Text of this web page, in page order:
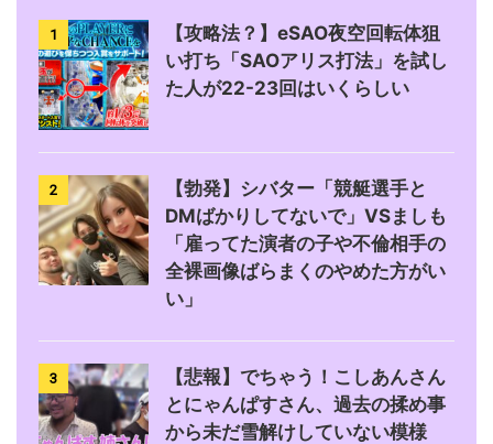
1
【攻略法？】eSAO夜空回転体狙
い打ち「SAOアリス打法」を試し
た人が22-23回はいくらしい
2
【勃発】シバター「競艇選手と
DMばかりしてないで」VSましも
「雇ってた演者の子や不倫相手の
全裸画像ばらまくのやめた方がい
い」
3
【悲報】でちゃう！こしあんさん
とにゃんぱすさん、過去の揉め事
から未だ雪解けしていない模様